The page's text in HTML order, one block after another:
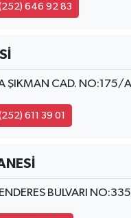
646 92 83
ŞIKMAN CAD. NO:175/A
611 39 01
BULVARI